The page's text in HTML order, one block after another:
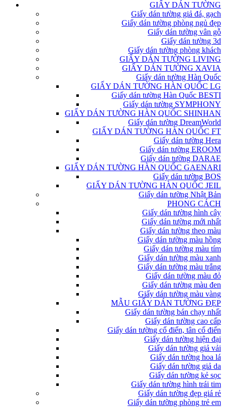
GIẤY DÁN TƯỜNG
Giấy dán tường giả đá, gạch
Giấy dán tường phòng ngủ đẹp
Giấy dán tường vân gỗ
Giấy dán tường 3d
Giấy dán tường phòng khách
GIẤY DÁN TƯỜNG LIVING
GIẤY DÁN TƯỜNG XAVIA
Giấy dán tường Hàn Quốc
GIẤY DÁN TƯỜNG HÀN QUỐC LG
Giấy dán tường Hàn Quốc BESTI
Giấy dán tường SYMPHONY
GIẤY DÁN TƯỜNG HÀN QUỐC SHINHAN
Giấy dán tường DreamWorld
GIẤY DÁN TƯỜNG HÀN QUỐC FT
Giấy dán tường Hera
Giấy dán tường EROOM
Giấy dán tường DARAE
GIẤY DÁN TƯỜNG HÀN QUỐC GAENARI
Giấy dán tường BOS
GIẤY DÁN TƯỜNG HÀN QUỐC JEIL
Giấy dán tường Nhật Bản
PHONG CÁCH
Giấy dán tường hình cây
Giấy dán tường mới nhất
Giấy dán tường theo màu
Giấy dán tường màu hồng
Giấy dán tường màu tím
Giấy dán tường màu xanh
Giấy dán tường màu trắng
Giấy dán tường màu đỏ
Giấy dán tường màu đen
Giấy dán tường màu vàng
MẪU GIẤY DÁN TƯỜNG ĐẸP
Giấy dán tường bán chạy nhất
Giấy dán tường cao cấp
Giấy dán tường cổ điển, tân cổ điển
Giấy dán tường hiện đại
Giấy dán tường giả vải
Giấy dán tường hoa lá
Giấy dán tường giả da
Giấy dán tường kẻ sọc
Giấy dán tường hình trái tim
Giấy dán tường đẹp giá rẻ
Giấy dán tường phòng trẻ em